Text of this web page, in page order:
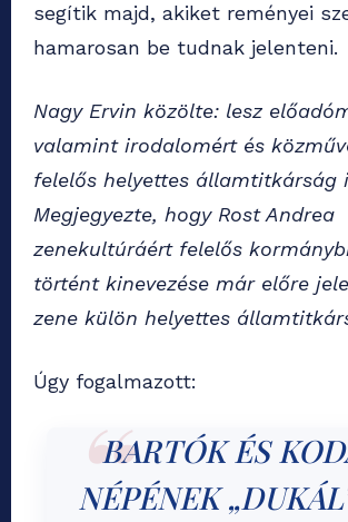
segítik majd, akiket reményei
hamarosan be tudnak jelenteni.
Nagy Ervin közölte: lesz
valamint irodalomért és
felelős helyettes államtitkárság
Megjegyezte, hogy Rost Andrea
zenekultúráért felelős
történt kinevezése már előre
zene külön helyettes
Úgy fogalmazott:
BARTÓK ÉS
NÉPÉNEK